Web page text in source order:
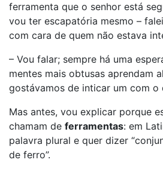
ferramenta que o senhor está
vou ter escapatória mesmo –
com cara de quem não estava
– Vou falar; sempre há uma
mentes mais obtusas aprendam
gostávamos de inticar um com o
Mas antes, vou explicar porque
chamam de ferramentas: em
palavra plural e quer dizer
de ferro”.